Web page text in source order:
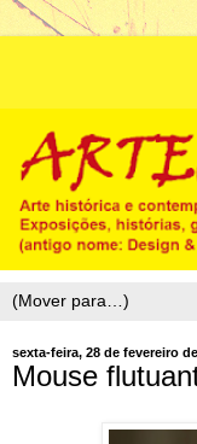
sexta-feira, 28 de fevereiro
Mouse